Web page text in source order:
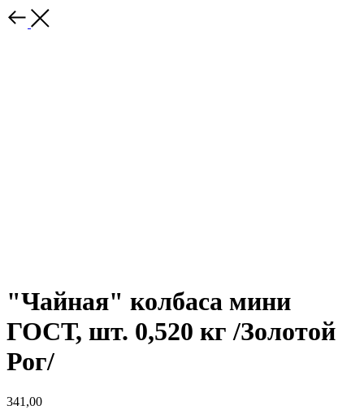
"Чайная" колбаса мини
ГОСТ, шт. 0,520 кг /Золотой
Рог/
341,00